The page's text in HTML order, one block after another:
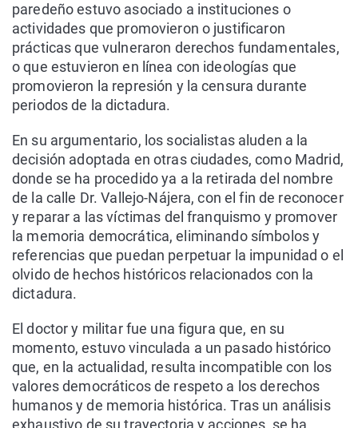
paredeño estuvo asociado a instituciones o
actividades que promovieron o justificaron
prácticas que vulneraron derechos fundamentales,
o que estuvieron en línea con ideologías que
promovieron la represión y la censura durante
periodos de la dictadura.
En su argumentario, los socialistas aluden a la
decisión adoptada en otras ciudades, como Madrid,
donde se ha procedido ya a la retirada del nombre
de la calle Dr. Vallejo-Nájera, con el fin de reconocer
y reparar a las víctimas del franquismo y promover
la memoria democrática, eliminando símbolos y
referencias que puedan perpetuar la impunidad o el
olvido de hechos históricos relacionados con la
dictadura.
El doctor y militar fue una figura que, en su
momento, estuvo vinculada a un pasado histórico
que, en la actualidad, resulta incompatible con los
valores democráticos de respeto a los derechos
humanos y de memoria histórica. Tras un análisis
exhaustivo de su trayectoria y acciones, se ha